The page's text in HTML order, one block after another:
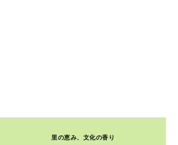
里の恵み、文化の香り